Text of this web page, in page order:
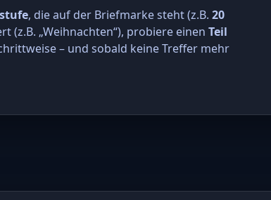
, die auf der Briefmarke steht (z.B. 20
(z.B. „Weihnachten“), probiere einen Teil
– und sobald keine Treffer mehr